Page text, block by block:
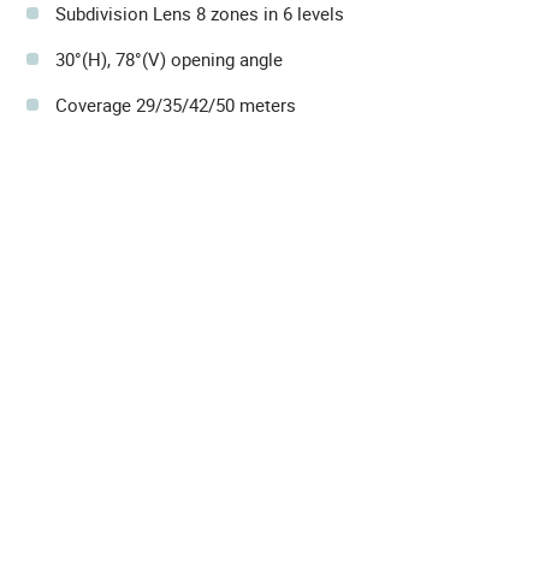
Subdivision Lens 8 zones in 6 levels
30°(H), 78°(V) opening angle
Coverage 29/35/42/50 meters